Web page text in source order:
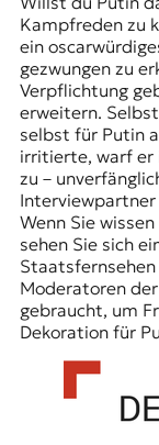
Kampfreden zu
ein
gezwungen zu
Verpflichtung
erweitern.
selbst für Putin
irritierte, warf er
zu –
Interviewpartner
Wenn Sie
sehen Sie sich
Moderatoren
gebraucht, um
Dekoration für